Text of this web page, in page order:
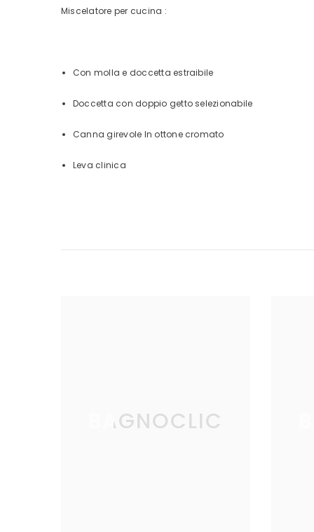
Miscelatore per cucina :
Con molla e doccetta estraibile
Doccetta con doppio getto selezionabile
Canna girevole In ottone cromato
Leva clinica
BAGNOCLIC